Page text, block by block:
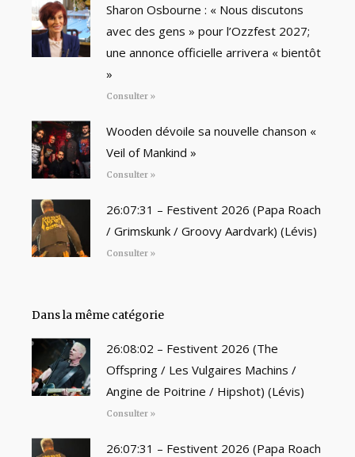
Sharon Osbourne : « Nous discutons
avec des gens » pour l’Ozzfest 2027;
une annonce officielle arrivera « bientôt
»
Consulter »
Wooden dévoile sa nouvelle chanson «
Veil of Mankind »
Consulter »
26:07:31 – Festivent 2026 (Papa Roach
/ Grimskunk / Groovy Aardvark) (Lévis)
Consulter »
Dans la même catégorie
26:08:02 – Festivent 2026 (The
Offspring / Les Vulgaires Machins /
Angine de Poitrine / Hipshot) (Lévis)
Consulter »
26:07:31 – Festivent 2026 (Papa Roach